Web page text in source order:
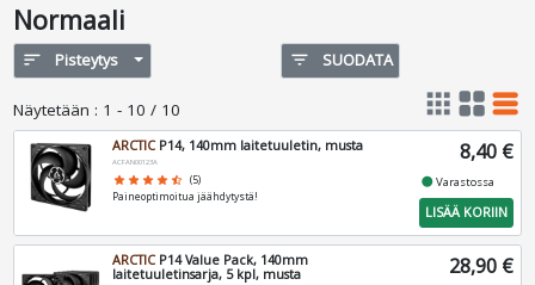
Normaali
sort Pisteytys filter_list SUODATA
Näytetään : 1 - 10 / 10 apps grid_view table_rows
ARCTICP14, 140mm laitetuuletin, musta
ACFAN00123A
star star star star star_half (5)
Paineoptimoitua jäähdytystä!
8,40 €
fiber_manual_recordVarastossa
LISÄÄ KORIIN
ARCTICP14 Value Pack, 140mm
laitetuuletinsarja, 5 kpl, musta
28,90 €